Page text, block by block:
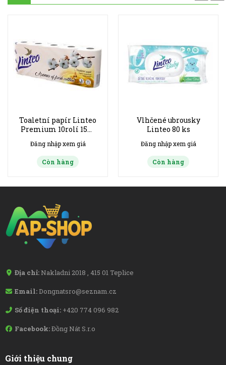
Toaletní papír Linteo
Premium 10rolí 15m
parfemace- bịch 7ks
Đăng nhập xem giá
Còn hàng
Vlhčené ubrousky
Linteo 80 ks
Đăng nhập xem giá
Còn hàng
Địa chỉ: Nakladni 2018 , 415 01 Teplice
Email:Dongnatsro@seznam.cz
Số điện thoại: +420 774 096 982
Facebook:Đồng Nát S.r.o
Giới thiệu chung